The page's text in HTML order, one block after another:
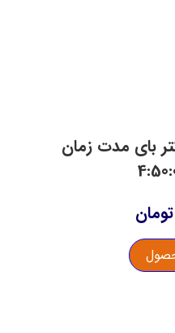
بای مدت زمان
تومان